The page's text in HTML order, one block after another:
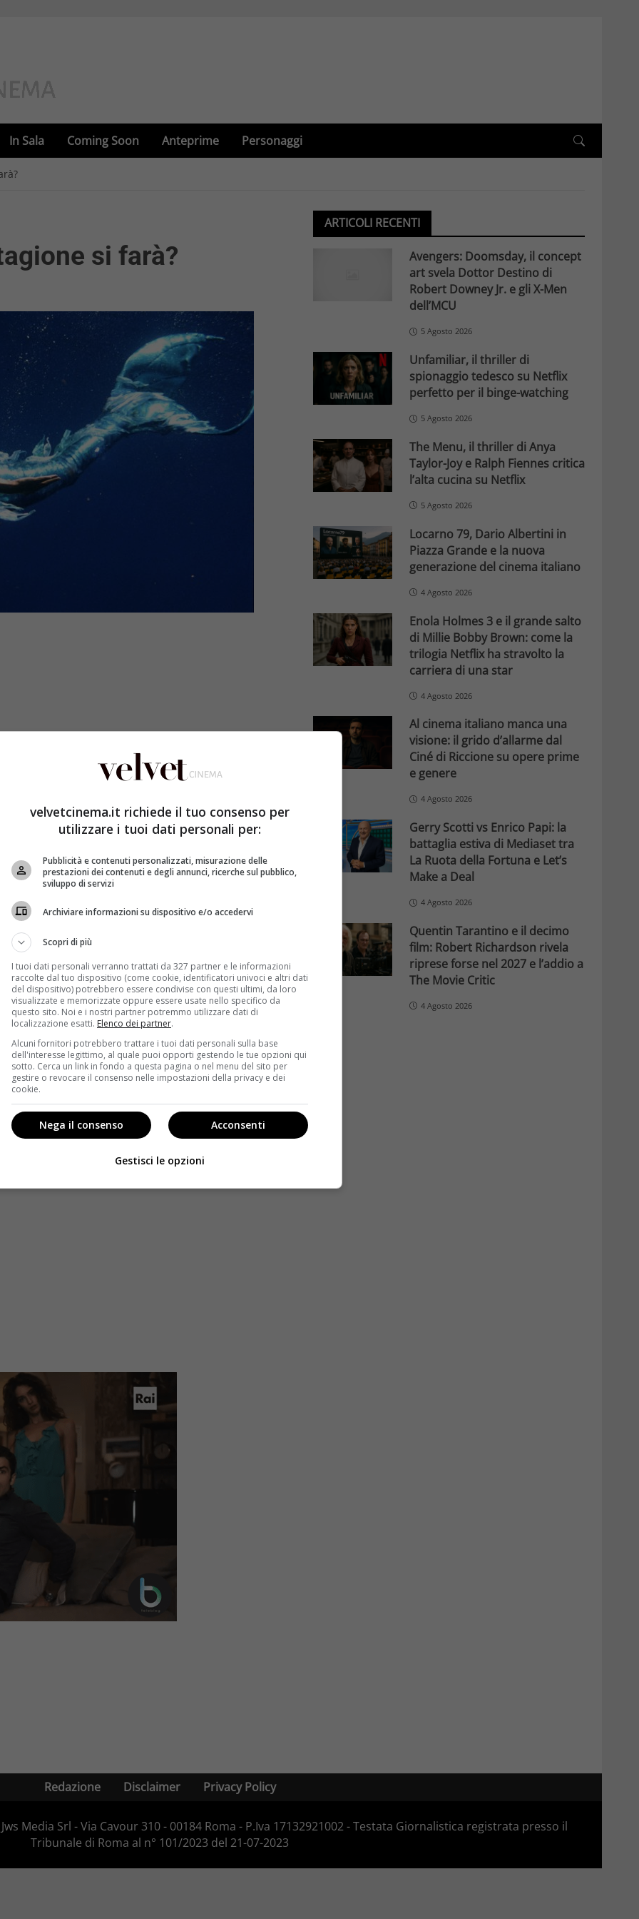
In Sala Coming Soon Anteprime Personaggi
si farà?
puntata di Sirene ma il successo della serie ci
fiction fantasy made in Italy ci sarà.
attesa puntata di Sirene la prima fiction fantasy
di Sirene costrette a “tasferirsi” a Napoli per
la specie. La fiction, scritta da Ivan Cotroneo e
Bellè), Irene (Denise Tantucci), Daria (Rosy
della loro avventura sulla terraferma si sono
In particolare Yara, proprio colei che ha il dovere di
(Luca Argentero).
leggermente scemato dopo il primo episodio che
ha visto incollate alla tv 4,8 milioni di
ad assestarsi intorno ai 3,6 milioni di persone,
la serie è stata presentata il produttore Rosario
dello show, purché anche il creatore Ivan Crotoneo
a uno o più sequel visto che le storyline da
sirene e umani che può insegnare ancora molto e
possono essere sempre dietro l’angolo.
ARTICOLI RECENTI
Avengers: Doomsday, il concept
art svela Dottor Destino di
Robert Downey Jr. e gli X-Men
dell’MCU
5 Agosto 2026
Unfamiliar, il thriller di
spionaggio tedesco su Netflix
perfetto per il binge-watching
5 Agosto 2026
The Menu, il thriller di Anya
Taylor-Joy e Ralph Fiennes critica
l’alta cucina su Netflix
5 Agosto 2026
Locarno 79, Dario Albertini in
Piazza Grande e la nuova
generazione del cinema italiano
4 Agosto 2026
Enola Holmes 3 e il grande salto
di Millie Bobby Brown: come la
trilogia Netflix ha stravolto la
carriera di una star
4 Agosto 2026
Al cinema italiano manca una
visione: il grido d’allarme dal
Ciné di Riccione su opere prime
e genere
4 Agosto 2026
Gerry Scotti vs Enrico Papi: la
battaglia estiva di Mediaset tra
La Ruota della Fortuna e Let’s
Make a Deal
4 Agosto 2026
Quentin Tarantino e il decimo
film: Robert Richardson rivela
riprese forse nel 2027 e l’addio a
The Movie Critic
4 Agosto 2026
Redazione Disclaimer Privacy Policy
Media Srl - Via Cavour 310 - 00184 Roma - P.Iva 17132921002 - Testata Giornalistica registrata presso il
Tribunale di Roma al n° 101/2023 del 21-07-2023
velvetcinema.it richiede il tuo consenso per
utilizzare i tuoi dati personali per:
Pubblicità e contenuti personalizzati, misurazione delle
prestazioni dei contenuti e degli annunci, ricerche sul pubblico,
sviluppo di servizi
Archiviare informazioni su dispositivo e/o accedervi
Scopri di più
I tuoi dati personali verranno trattati da 327 partner e le informazioni
raccolte dal tuo dispositivo (come cookie, identificatori univoci e altri dati
del dispositivo) potrebbero essere condivise con questi ultimi, da loro
visualizzate e memorizzate oppure essere usate nello specifico da
questo sito. Noi e i nostri partner potremmo utilizzare dati di
localizzazione esatti. Elenco dei partner.
Alcuni fornitori potrebbero trattare i tuoi dati personali sulla base
dell'interesse legittimo, al quale puoi opporti gestendo le tue opzioni qui
sotto. Cerca un link in fondo a questa pagina o nel menu del sito per
gestire o revocare il consenso nelle impostazioni della privacy e dei
cookie.
Acconsenti
Nega il consenso
Gestisci le opzioni